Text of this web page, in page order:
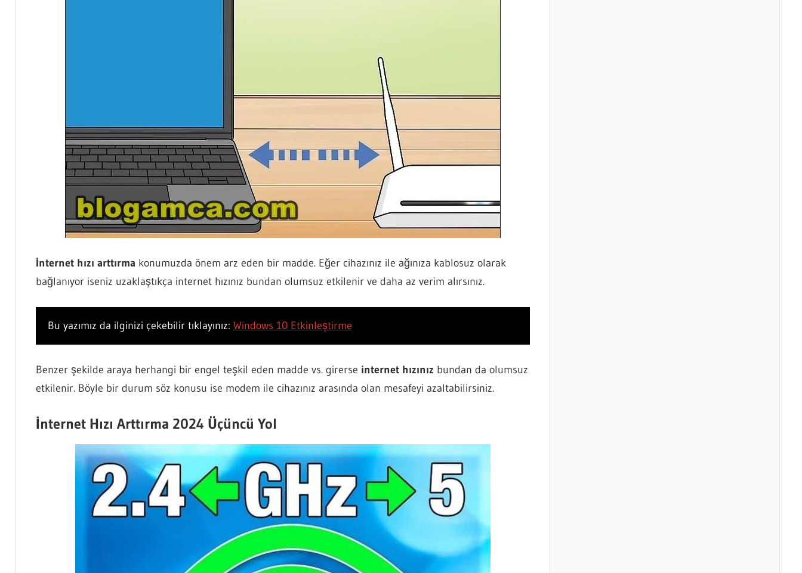
İnternet hızı arttırma konumuzda önem arz eden bir madde. Eğer cihazınız ile ağınıza kablosuz olarak
bağlanıyor iseniz uzaklaştıkça internet hızınız bundan olumsuz etkilenir ve daha az verim alırsınız.
Bu yazımız da ilginizi çekebilir tıklayınız: Windows 10 Etkinleştirme
Benzer şekilde araya herhangi bir engel teşkil eden madde vs. girerse internet hızınız bundan da olumsuz
etkilenir. Böyle bir durum söz konusu ise modem ile cihazınız arasında olan mesafeyi azaltabilirsiniz.
İnternet Hızı Arttırma 2024 Üçüncü Yol